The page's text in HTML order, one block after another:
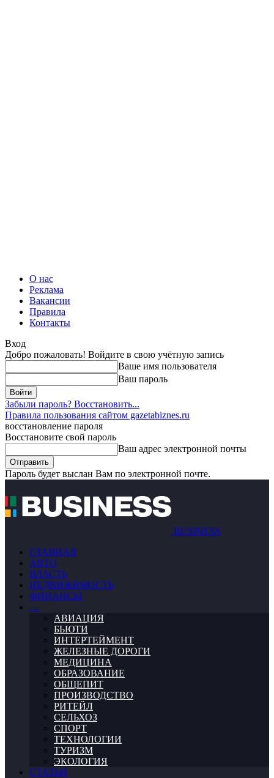
О нас
Реклама
Вакансии
Правила
Контакты
Вход
Добро пожаловать! Войдите в свою учётную запись
Ваше имя пользователя
Ваш пароль
Забыли пароль? Восстановить...
Правила пользования сайтом gazetabiznes.ru
восстановление пароля
Восстановите свой пароль
Ваш адрес электронной почты
Пароль будет выслан Вам по электронной почте.
BUSINESS
ГЛАВНАЯ
АВТО
ВЛАСТЬ
НЕДВИЖИМОСТЬ
ФИНАНСЫ
…
АВИАЦИЯ
БЬЮТИ
ИНТЕРТЕЙМЕНТ
ЖЕЛЕЗНЫЕ ДОРОГИ
МЕДИЦИНА
ОБРАЗОВАНИЕ
ОБЩЕПИТ
ПРОИЗВОДСТВО
РИТЕЙЛ
СЕЛЬХОЗ
СПОРТ
ТЕХНОЛОГИИ
ТУРИЗМ
ЭКОЛОГИЯ
СТАТЬИ